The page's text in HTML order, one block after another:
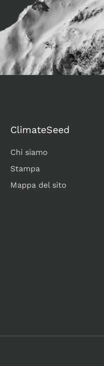
ClimateSeed
Chi siamo
Stampa
Mappa del sito